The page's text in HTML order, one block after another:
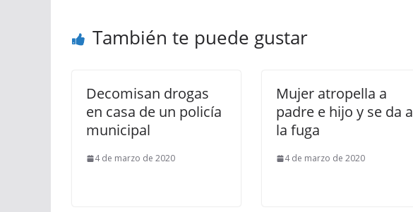
También te puede gustar
Decomisan drogas
en casa de un policía
municipal
4 de marzo de 2020
Mujer atropella a
padre e hijo y se da a
la fuga
4 de marzo de 2020